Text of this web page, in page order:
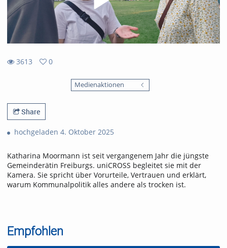
3613
0
Medienaktionen
Share
hochgeladen 4. Oktober 2025
Katharina Moormann ist seit vergangenem Jahr die jüngste
Gemeinderätin Freiburgs. uniCROSS begleitet sie mit der
Kamera. Sie spricht über Vorurteile, Vertrauen und erklärt,
warum Kommunalpolitik alles andere als trocken ist.
Empfohlen